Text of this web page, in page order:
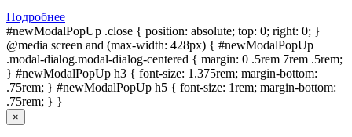
Подробнее
#newModalPopUp .close { position: absolute; top: 0; right: 0; }
@media screen and (max-width: 428px) { #newModalPopUp
.modal-dialog.modal-dialog-centered { margin: 0 .5rem 7rem .5rem;
} #newModalPopUp h3 { font-size: 1.375rem; margin-bottom:
.75rem; } #newModalPopUp h5 { font-size: 1rem; margin-bottom:
.75rem; } }
×